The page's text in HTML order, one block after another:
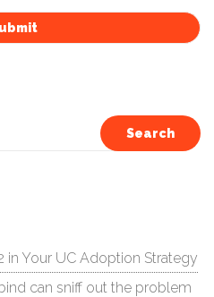
Search
in Your UC Adoption Strategy
can sniff out the problem